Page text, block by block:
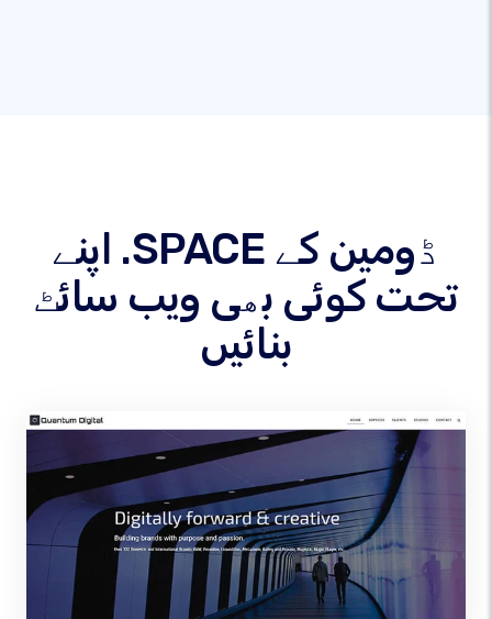
اپنے .SPACE ڈومین کے
تحت کوئی بھی ویب سائٹ
بنائیں